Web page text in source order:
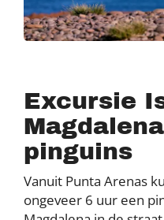
Excursie
pinguins
Vanuit Punta Arenas
ongeveer 6 uur een